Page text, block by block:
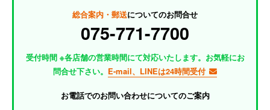
総合案内・郵送についてのお問合せ
075-771-7700
受付時間 ※各店舗の営業時間にて対応いたします。お気軽にお
問合せ下さい。 E-mail、LINEは24時間受付
お電話でのお問い合わせについてのご案内